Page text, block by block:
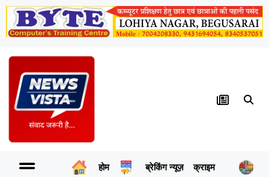
होम ब्रेकिंग न्यूज़ क्राइम